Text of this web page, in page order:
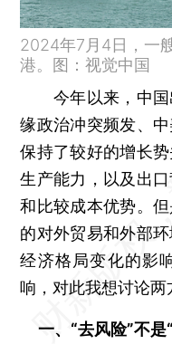
2024年7月4日，一
港。图：视觉中国
今年以来，中国
缘政治冲突频发、
保持了较好的增长
生产能力，以及出
和比较成本优势。
的对外贸易和外部
经济格局变化的影
响，对此我想讨论两
一、“去风险”不